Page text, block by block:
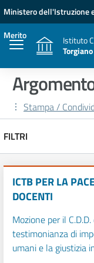
Vai ai contenuti
Vai al menu di
Vai al footer
Ministero dell'Istruzione
Merito
Istituto
Stampa /
FILTRI
ICTB PER LA
DOCENTI
Mozione per il
testimonianza di
umani e la giustizia